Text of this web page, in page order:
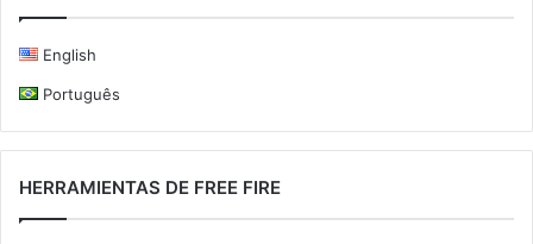
English
Português
HERRAMIENTAS DE FREE FIRE